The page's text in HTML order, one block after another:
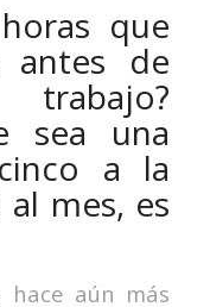
que
antes de
sea una
a la
mes, es
hace aún más